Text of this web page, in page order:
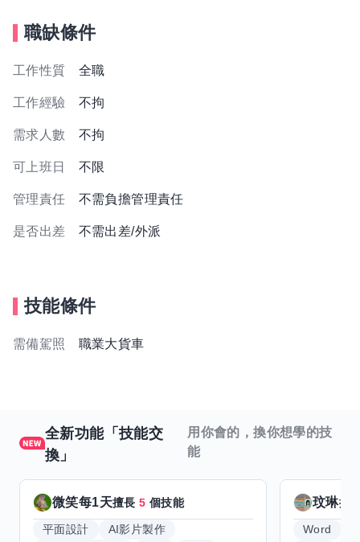
職缺條件
工作性質 全職
工作經驗 不拘
需求人數 不拘
可上班日 不限
管理責任 不需負擔管理責任
是否出差 不需出差/外派
技能條件
需備駕照 職業大貨車
全新功能「技能交
換」
用你會的，換你想學的技
能
微笑每1天擅長5 個技能
平面設計
AI影片製作
玟琳擅
Word